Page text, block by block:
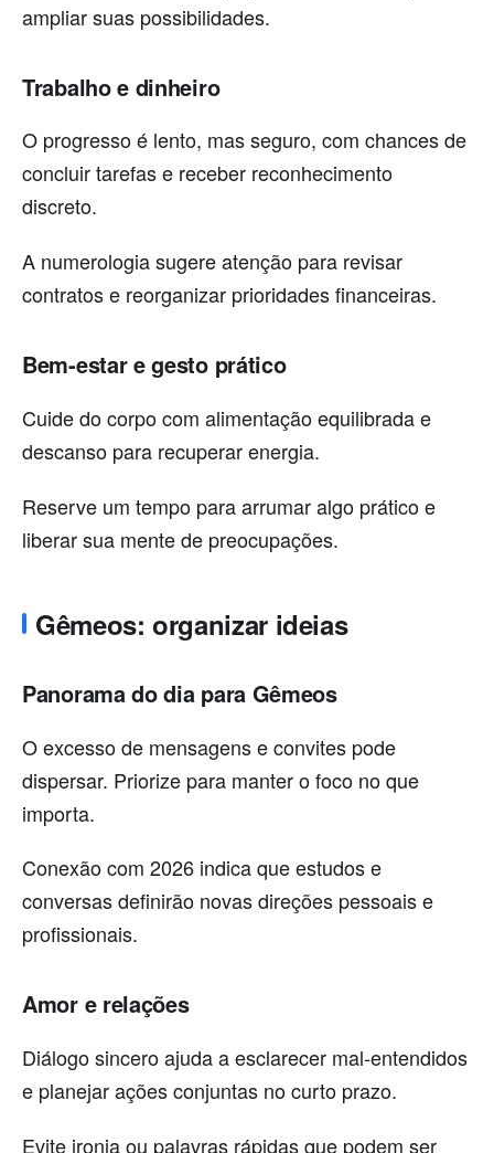
ampliar suas possibilidades.
Trabalho e dinheiro
O progresso é lento, mas seguro, com chances de
concluir tarefas e receber reconhecimento
discreto.
A numerologia sugere atenção para revisar
contratos e reorganizar prioridades financeiras.
Bem-estar e gesto prático
Cuide do corpo com alimentação equilibrada e
descanso para recuperar energia.
Reserve um tempo para arrumar algo prático e
liberar sua mente de preocupações.
Gêmeos: organizar ideias
Panorama do dia para Gêmeos
O excesso de mensagens e convites pode
dispersar. Priorize para manter o foco no que
importa.
Conexão com 2026 indica que estudos e
conversas definirão novas direções pessoais e
profissionais.
Amor e relações
Diálogo sincero ajuda a esclarecer mal-entendidos
e planejar ações conjuntas no curto prazo.
Evite ironia ou palavras rápidas que podem ser